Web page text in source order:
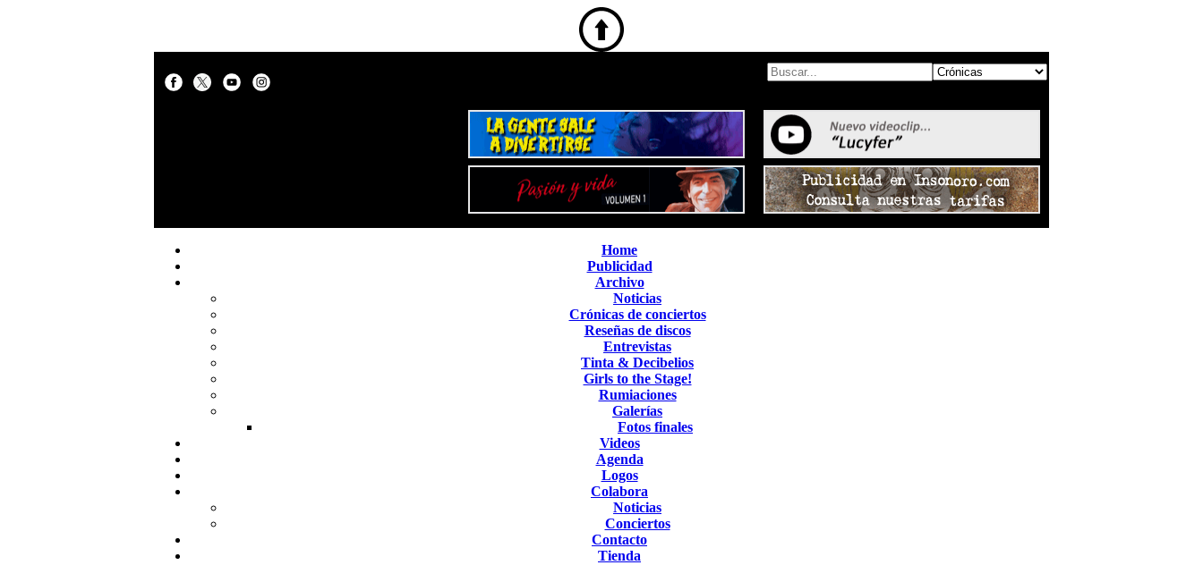
Home
Publicidad
Archivo
Noticias
Crónicas de conciertos
Reseñas de discos
Entrevistas
Tinta & Decibelios
Girls to the Stage!
Rumiaciones
Galerías
Fotos finales
Videos
Agenda
Logos
Colabora
Noticias
Conciertos
Contacto
Tienda